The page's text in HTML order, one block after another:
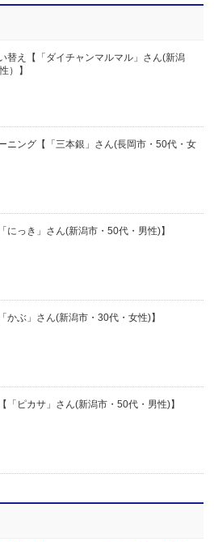
替え【「ダイチャンマルマル」さん(新潟
）】
ニング【「三本銀」さん(長岡市・50代・女
にっき」さん(新潟市・50代・男性)】
かぶ」さん(新潟市・30代・女性)】
「ピカサ」さん(新潟市・50代・男性)】